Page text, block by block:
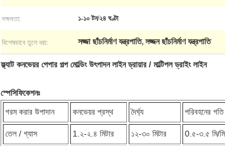
সক্ষমতা: ১-১০ টন/২৪ ঘণ্টা
বিশেষভাবে তুলে ধরা: সজ্জা ছাঁচনির্মাণ যন্ত্রপাতি, সজ্জন ছাঁচনির্মাণ যন্ত্রপাতি
ফ্ল্যাট কনভেয়র পেপার পল্প মোল্ডিং উৎপাদন লাইন ড্রায়ার / মাল্টিপল ড্রাইং লাইন
স্পেসিফিকেশনঃ
গরম করার উপাদান
কনভেয়র প্রস্থ দৈর্ঘ্য পরিবহনের গতি
তেল / গ্যাস 1.২-২.৪ মিটার ১২-৩০ মিটার 0.৫-৩.৫ মি/